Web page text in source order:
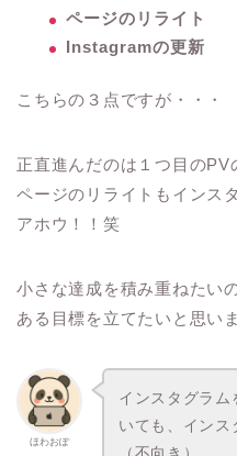
ページのリライト
Instagramの更新
こちらの３点ですが・・・
正直進んだのは１つ目のPV
ページのリライトもインス
アホウ！！笑
小さな達成を積み重ねたい
ある目標を立てたいと思いま
ほわおぽ
インスタグラム
いても、イン